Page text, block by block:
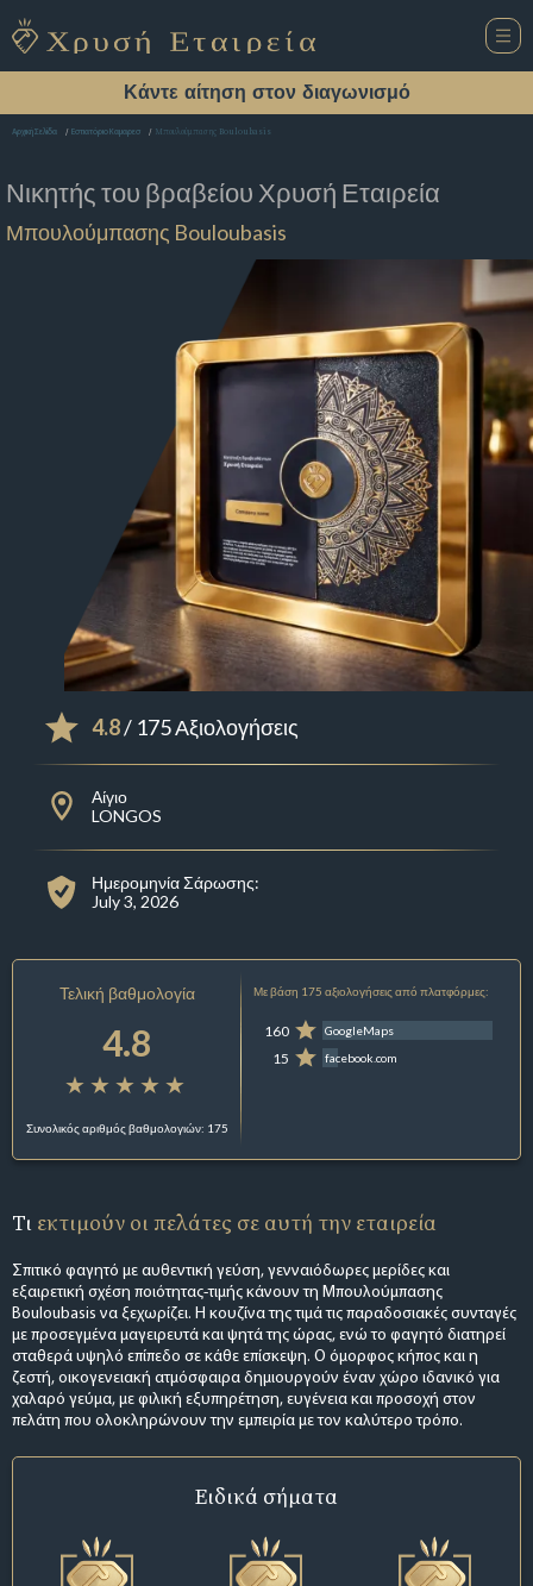
Κάντε αίτηση στον διαγωνισμό
Αρχική Σελίδα Εστιατόριο Καμαρεσ Μπουλούμπασης Bouloubasis
Νικητής του βραβείου Χρυσή Εταιρεία
Μπουλούμπασης Bouloubasis
4.8/ 175 Αξιολογήσεις
Αίγιο
LONGOS
Ημερομηνία Σάρωσης:
July 3, 2026
Τελική βαθμολογία
4.8
Συνολικός αριθμός βαθμολογιών: 175
Με βάση 175 αξιολογήσεις από πλατφόρμες:
160 GoogleMaps
15 facebook.com
Τι εκτιμούν οι πελάτες σε αυτή την εταιρεία
Σπιτικό φαγητό με αυθεντική γεύση, γενναιόδωρες μερίδες και
εξαιρετική σχέση ποιότητας-τιμής κάνουν τη Μπουλούμπασης
Bouloubasis να ξεχωρίζει. Η κουζίνα της τιμά τις παραδοσιακές συνταγές
με προσεγμένα μαγειρευτά και ψητά της ώρας, ενώ το φαγητό διατηρεί
σταθερά υψηλό επίπεδο σε κάθε επίσκεψη. Ο όμορφος κήπος και η
ζεστή, οικογενειακή ατμόσφαιρα δημιουργούν έναν χώρο ιδανικό για
χαλαρό γεύμα, με φιλική εξυπηρέτηση, ευγένεια και προσοχή στον
πελάτη που ολοκληρώνουν την εμπειρία με τον καλύτερο τρόπο.
Ειδικά σήματα